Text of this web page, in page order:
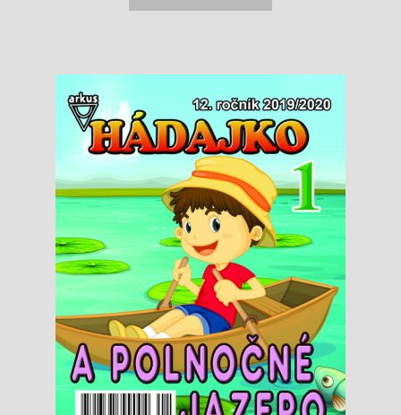
0,99 €. 0,94 €.